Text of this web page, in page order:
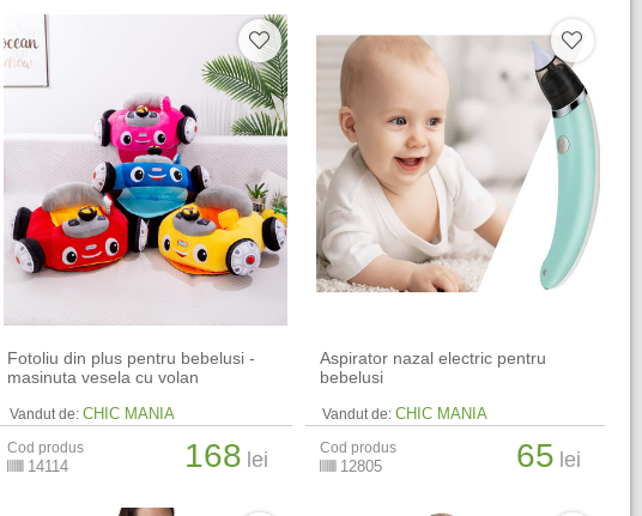
Fotoliu din plus pentru bebelusi -
masinuta vesela cu volan
Vandut de: CHIC MANIA
Cod produs
14114 168 lei
Aspirator nazal electric pentru
bebelusi
Vandut de: CHIC MANIA
Cod produs
12805 65 lei